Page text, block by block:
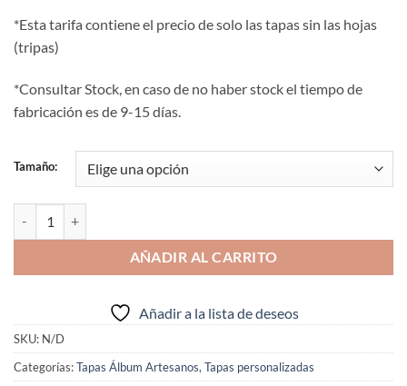
22,50€
*Esta tarifa contiene el precio de solo las tapas sin las hojas
(tripas)
*Consultar Stock, en caso de no haber stock el tiempo de
fabricación es de 9-15 días.
Tamaño:
AÑADIR AL CARRITO
Añadir a la lista de deseos
SKU: N/D
Categorías:Tapas Álbum Artesanos, Tapas personalizadas